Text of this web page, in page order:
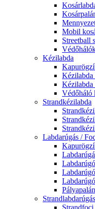
Mobil
Streetball
Kézilabda
Kézilabda
Kézilabda
Védőháló
Strandkézilabda
Labdarúgás /
Strandfoci